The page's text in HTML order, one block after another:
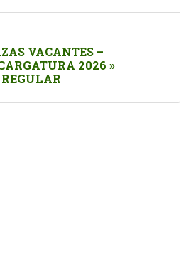
VACANTES –
2026 »